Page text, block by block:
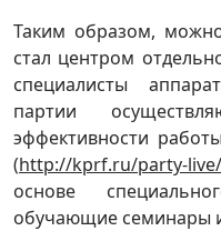
Таким образом,
стал центром
специалисты
партии
эффективности
(http://kprf.ru/party-
основе
обучающие семинары